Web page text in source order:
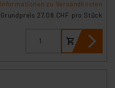
Informationen zu Versandkosten
Grundpreis 27.08 CHF pro Stück